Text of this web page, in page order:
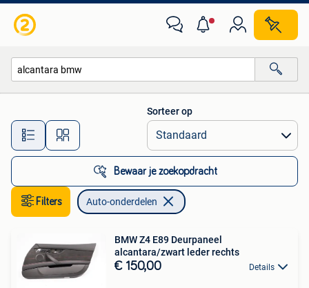
Alle afstanden…
Sorteer op
Bewaar je zoekopdracht
Filters Auto-onderdelen
BMW Z4 E89 Deurpaneel
alcantara/zwart leder rechts
€ 150,00 Details